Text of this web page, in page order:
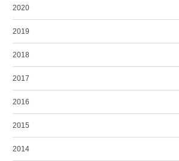
2020
2019
2018
2017
2016
2015
2014